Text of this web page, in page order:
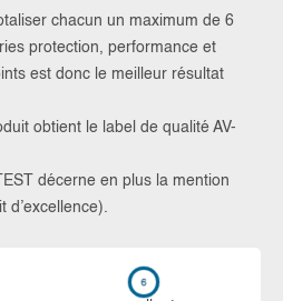
chacun un maximum de 6
protection, performance et
est donc le meilleur résultat
obtient le label de qualité AV-
décerne en plus la mention
d’excellence).